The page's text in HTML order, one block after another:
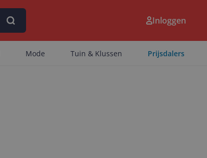
Inloggen
Mode Tuin & Klussen Prijsdalers